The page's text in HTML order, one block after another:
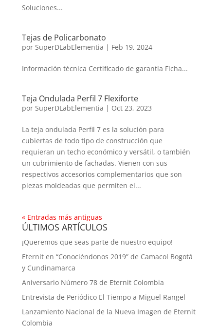
Soluciones...
Tejas de Policarbonato
por SuperDLabElementia | Feb 19, 2024
Información técnica Certificado de garantía Ficha...
Teja Ondulada Perfil 7 Flexiforte
por SuperDLabElementia | Oct 23, 2023
La teja ondulada Perfil 7 es la solución para
cubiertas de todo tipo de construcción que
requieran un techo económico y versátil, o también
un cubrimiento de fachadas. Vienen con sus
respectivos accesorios complementarios que son
piezas moldeadas que permiten el...
« Entradas más antiguas
ÚLTIMOS ARTÍCULOS
¡Queremos que seas parte de nuestro equipo!
Eternit en “Conociéndonos 2019” de Camacol Bogotá
y Cundinamarca
Aniversario Número 78 de Eternit Colombia
Entrevista de Periódico El Tiempo a Miguel Rangel
Lanzamiento Nacional de la Nueva Imagen de Eternit
Colombia